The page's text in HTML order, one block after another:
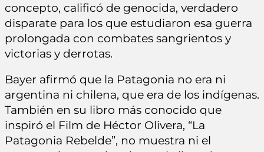
concepto, calificó de genocida, verdadero
disparate para los que estudiaron esa guerra
prolongada con combates sangrientos y
victorias y derrotas.
Bayer afirmó que la Patagonia no era ni
argentina ni chilena, que era de los indígenas.
También en su libro más conocido que
inspiró el Film de Héctor Olivera, “La
Patagonia Rebelde”, no muestra ni el